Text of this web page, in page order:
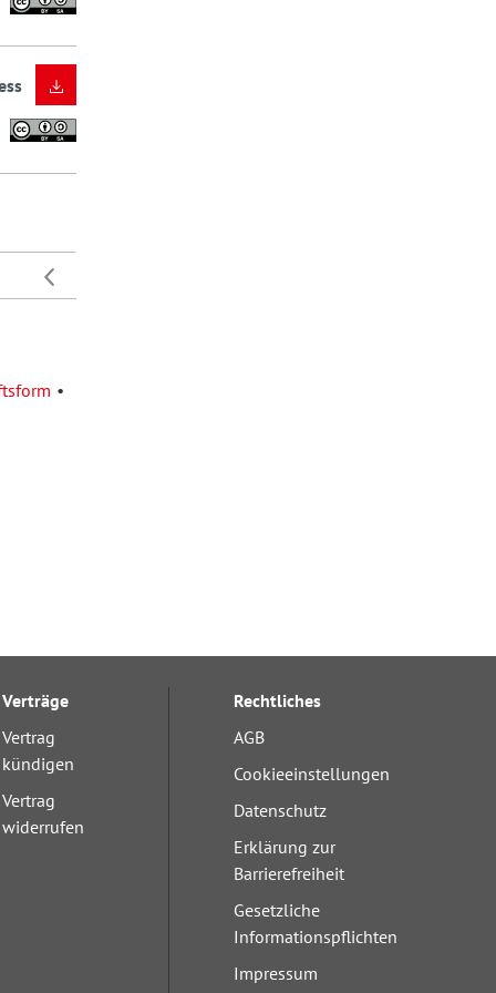
Verträge
Vertrag
kündigen
Vertrag
widerrufen
Rechtliches
AGB
Cookieeinstellungen
Datenschutz
Erklärung zur
Barrierefreiheit
Gesetzliche
Informationspflichten
Impressum